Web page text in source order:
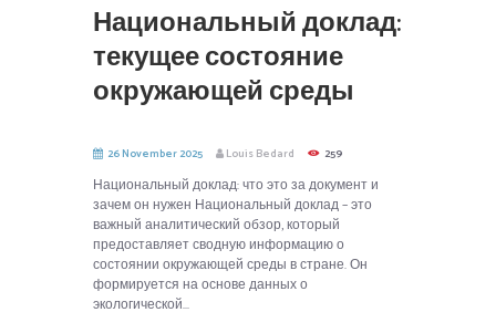
Национальный доклад:
текущее состояние
окружающей среды
26 November 2025 Louis Bedard 259
Национальный доклад: что это за документ и
зачем он нужен Национальный доклад – это
важный аналитический обзор, который
предоставляет сводную информацию о
состоянии окружающей среды в стране. Он
формируется на основе данных о
экологической...